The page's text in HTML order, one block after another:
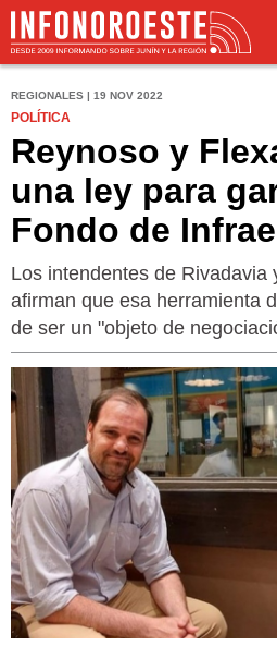
REGIONALES | 19 NOV 2022
POLÍTICA
Reynoso y
una ley para
Fondo de
Los intendentes de Rivadavia
afirman que esa herramienta
de ser un "objeto de